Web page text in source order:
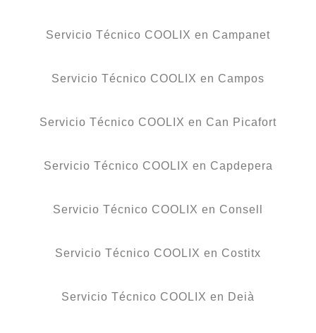
Servicio Técnico COOLIX en Campanet
Servicio Técnico COOLIX en Campos
Servicio Técnico COOLIX en Can Picafort
Servicio Técnico COOLIX en Capdepera
Servicio Técnico COOLIX en Consell
Servicio Técnico COOLIX en Costitx
Servicio Técnico COOLIX en Deià